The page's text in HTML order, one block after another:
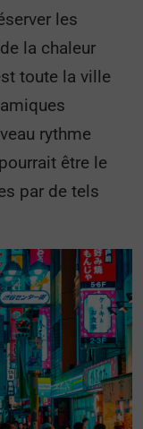
les
la chaleur
toute la ville
rythme
être le
par de tels